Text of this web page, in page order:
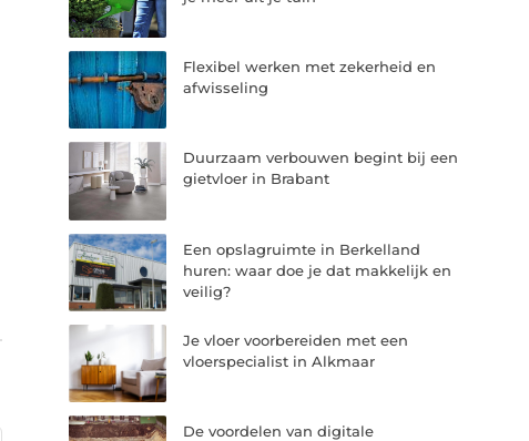
Flexibel werken met zekerheid en
afwisseling
Duurzaam verbouwen begint bij een
gietvloer in Brabant
Een opslagruimte in Berkelland
huren: waar doe je dat makkelijk en
veilig?
Je vloer voorbereiden met een
vloerspecialist in Alkmaar
De voordelen van digitale